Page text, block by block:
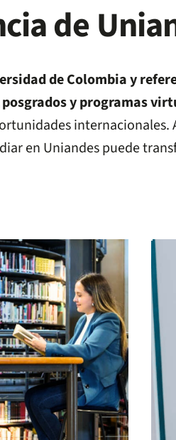
de
de Colombia y
y programas
en Uniandes puede